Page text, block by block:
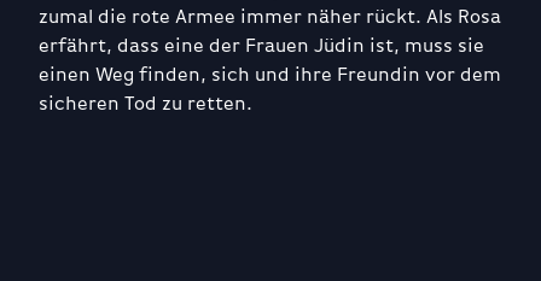
zumal die rote Armee immer näher rückt. Als Rosa
erfährt, dass eine der Frauen Jüdin ist, muss sie
einen Weg finden, sich und ihre Freundin vor dem
sicheren Tod zu retten.